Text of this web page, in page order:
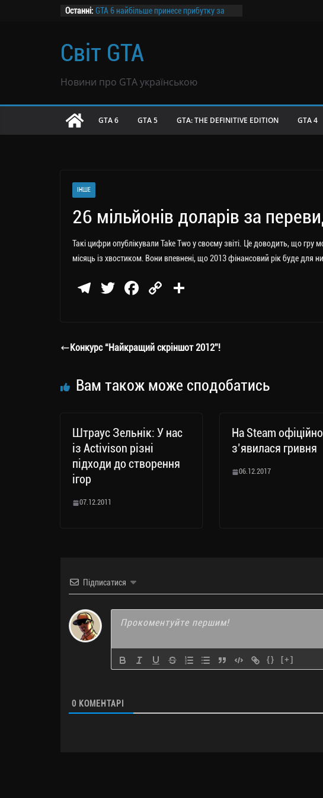
Останні: GTA 6 найбільше принесе прибутку за
на два дні заради GTA 6
Розпочалося передзамовлення GTA 6
Чутки: GTA 6 могла продатися тиражем
Світ GTA
Новини про GTA українською
GTA 6 GTA 5 GTA: THE DEFINITIVE EDITION GTA 4
ІНШЕ
26 мільйонів доларів за
Такі цифри опублікували Take Two у своєму звіті. Це доводить, що
місяць із хвостиком. Вони впевнені, що 2013 фінансовий рік буде для
Te
a
T
er
Fa
ok
C
Li ли
ся
Конкурс “Найкращий скріншот 2012”!
Вам також може сподобатись
Штраус Зельнік: У нас
із Activison різні
підходи до створення
ігор
07.12.2011
На Steam офіційно
з’явилася гривня
06.12.2017
Підписатися
{} [+]
0 КОМЕНТАРІ